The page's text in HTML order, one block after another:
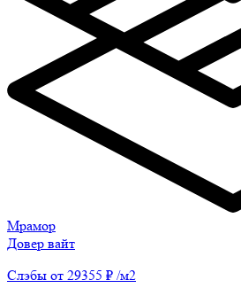
Мрамор
Довер вайт
Слэбы от 29355 ₽ /м2